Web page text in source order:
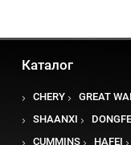
Каталог
CHERY GREAT
SHAANXI
CUMMINS
HAFEI